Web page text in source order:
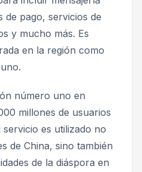
de pago, servicios de
y mucho más. Es
en la región como
.
número uno en
millones de usuarios
es utilizado no
de China, sino también
de la diáspora en